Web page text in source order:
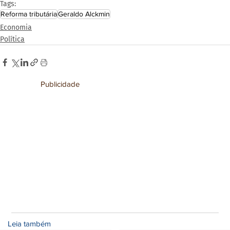
Tags:
Reforma tributáriaGeraldo Alckmin
Economia
Política
Publicidade
Leia também